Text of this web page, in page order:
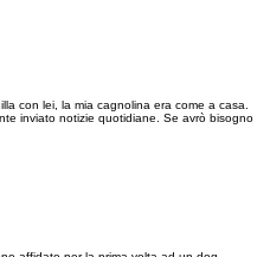
con lei, la mia cagnolina era come a casa.
inviato notizie quotidiane. Se avrò bisogno